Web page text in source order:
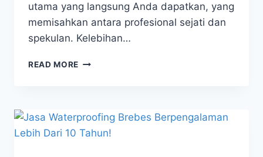
utama yang langsung Anda dapatkan, yang
memisahkan antara profesional sejati dan
spekulan. Kelebihan…
READ MORE